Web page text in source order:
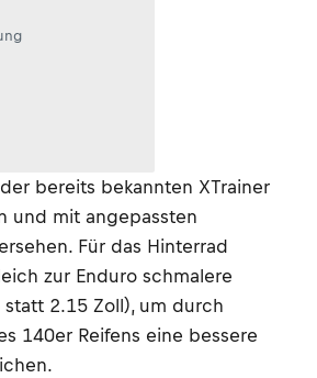
bereits bekannten XTrainer
und mit angepassten
Für das Hinterrad
zur Enduro schmalere
2.15 Zoll), um durch
140er Reifens eine bessere